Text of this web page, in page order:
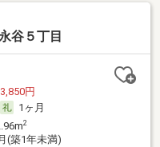
谷５丁目
円
1ヶ月
2
(築1年未満)